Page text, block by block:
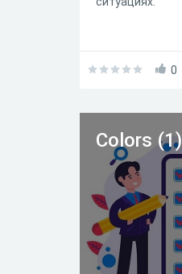
0
Colors (1)